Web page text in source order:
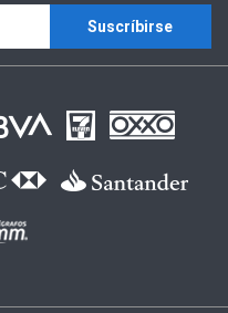
Suscríbirse